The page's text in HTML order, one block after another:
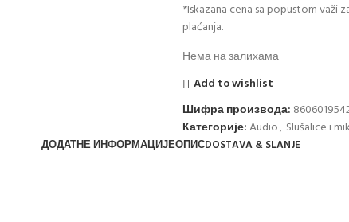
*Iskazana cena sa popustom važi
plaćanja.
Нема на залихама
Add to wishlist
Шифра производа:
Категорије:Audio, Slušalice i
ДОДАТНЕ ИНФОРМАЦИЈЕОПИСDOSTAVA & SLANJE